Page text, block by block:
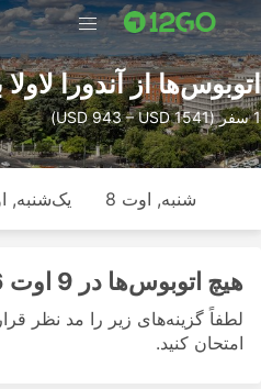
اتوبوس‌ها از آندورا
1 سفر (USD 943 – USD 1541)
شنبه, اوت 8 یک‌شنبه,
هیچ اتوبوس‌ها در 9 اوت 2026 پیدا نشد
لطفاً گزینه‌های زیر را مد نظر
امتحان کنید.